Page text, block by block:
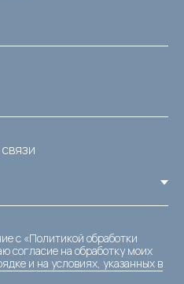
с «Политикой обработки
согласие на обработку моих
и на условиях, указанных в